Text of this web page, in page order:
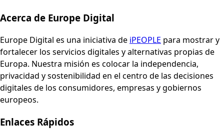
Acerca de Europe Digital
Europe Digital es una iniciativa de iPEOPLE para mostrar y
fortalecer los servicios digitales y alternativas propias de
Europa. Nuestra misión es colocar la independencia,
privacidad y sostenibilidad en el centro de las decisiones
digitales de los consumidores, empresas y gobiernos
europeos.
Enlaces Rápidos